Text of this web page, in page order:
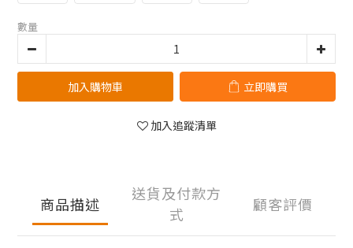
數量
加入購物車 立即購買
加入追蹤清單
商品描述
送貨及付款方
式
顧客評價